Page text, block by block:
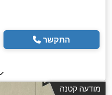
התקשר
מודעה קטנה